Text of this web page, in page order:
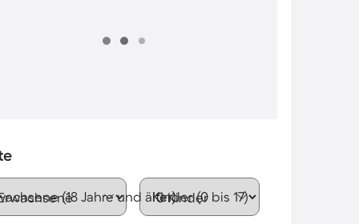
(18 Jahre und älter)Kinder (0 bis 17)